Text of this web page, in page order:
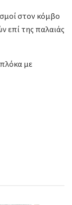
στον κόμβο
επί της παλαιάς
με